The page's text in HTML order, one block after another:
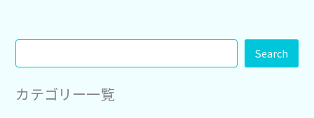
Search
カテゴリー一覧